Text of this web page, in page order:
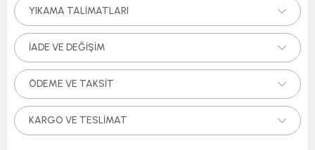
YIKAMA TALIMATLARI
İADE VE DEĞIŞIM
ÖDEME VE TAKSIT
KARGO VE TESLIMAT